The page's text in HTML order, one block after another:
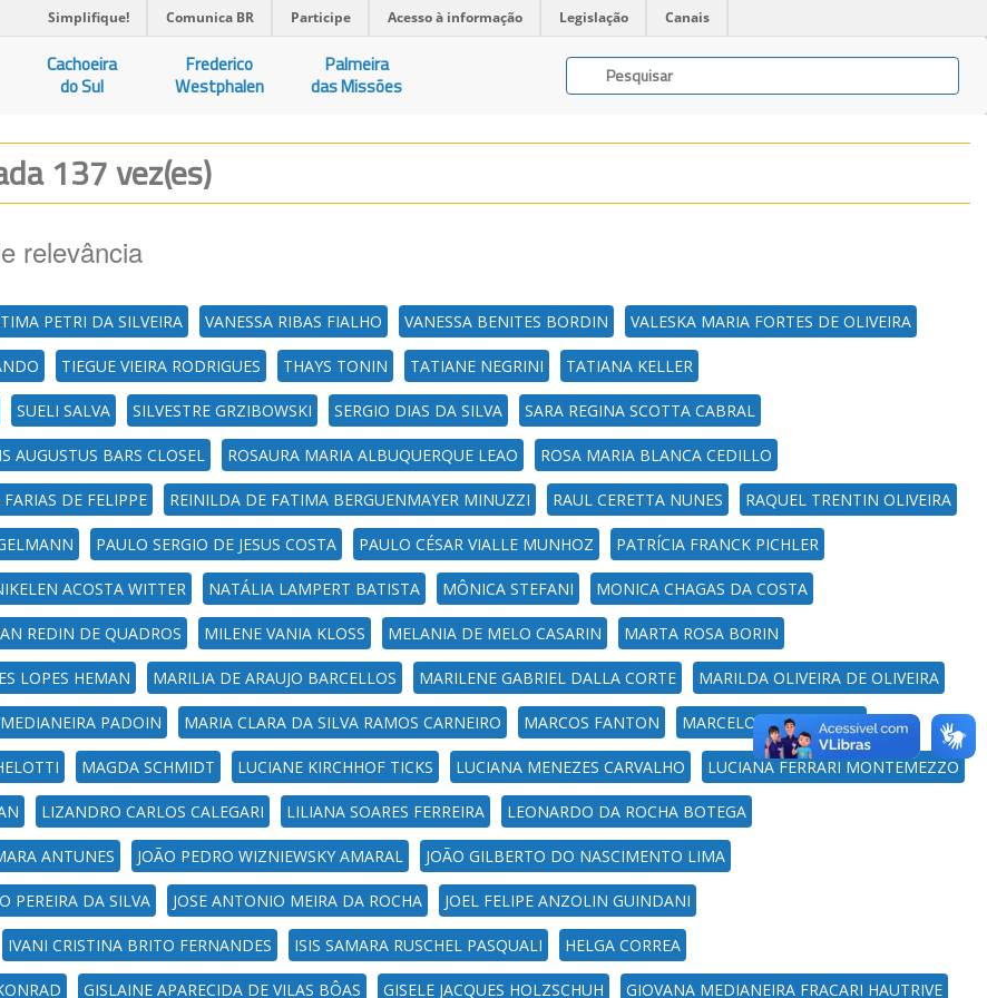
Simplifique! Comunica BR Participe Acesso à informação Legislação Canais
Cachoeira
do Sul
Frederico
Westphalen
Palmeira
das Missões
137 vez(es)
relevância
PETRI DA SILVEIRA VANESSA RIBAS FIALHO VANESSA BENITES BORDIN VALESKA MARIA FORTES DE OLIVEIRA
TIEGUE VIEIRA RODRIGUES THAYS TONIN TATIANE NEGRINI TATIANA KELLER
SUELI SALVA SILVESTRE GRZIBOWSKI SERGIO DIAS DA SILVA SARA REGINA SCOTTA CABRAL
AUGUSTUS BARS CLOSEL ROSAURA MARIA ALBUQUERQUE LEAO ROSA MARIA BLANCA CEDILLO
DE FELIPPE REINILDA DE FATIMA BERGUENMAYER MINUZZI RAUL CERETTA NUNES RAQUEL TRENTIN OLIVEIRA
PAULO SERGIO DE JESUS COSTA PAULO CÉSAR VIALLE MUNHOZ PATRÍCIA FRANCK PICHLER
ACOSTA WITTER NATÁLIA LAMPERT BATISTA MÔNICA STEFANI MONICA CHAGAS DA COSTA
REDIN DE QUADROS MILENE VANIA KLOSS MELANIA DE MELO CASARIN MARTA ROSA BORIN
LOPES HEMAN MARILIA DE ARAUJO BARCELLOS MARILENE GABRIEL DALLA CORTE MARILDA OLIVEIRA DE OLIVEIRA
PADOIN MARIA CLARA DA SILVA RAMOS CARNEIRO MARCOS FANTON MARCELO VIEIRA LOPES
MAGDA SCHMIDT LUCIANE KIRCHHOF TICKS LUCIANA MENEZES CARVALHO LUCIANA FERRARI MONTEMEZZO
LIZANDRO CARLOS CALEGARI LILIANA SOARES FERREIRA LEONARDO DA ROCHA BOTEGA
ANTUNES JOÃO PEDRO WIZNIEWSKY AMARAL JOÃO GILBERTO DO NASCIMENTO LIMA
PEREIRA DA SILVA JOSE ANTONIO MEIRA DA ROCHA JOEL FELIPE ANZOLIN GUINDANI
IVANI CRISTINA BRITO FERNANDES ISIS SAMARA RUSCHEL PASQUALI HELGA CORREA
GISLAINE APARECIDA DE VILAS BÔAS GISELE JACQUES HOLZSCHUH GIOVANA MEDIANEIRA FRACARI HAUTRIVE